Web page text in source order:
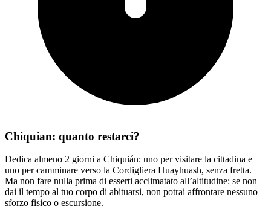
Chiquian: quanto restarci?
Dedica almeno 2 giorni a Chiquián: uno per visitare la cittadina e
uno per camminare verso la Cordigliera Huayhuash, senza fretta.
Ma non fare nulla prima di esserti acclimatato all’altitudine: se non
dai il tempo al tuo corpo di abituarsi, non potrai affrontare nessuno
sforzo fisico o escursione.